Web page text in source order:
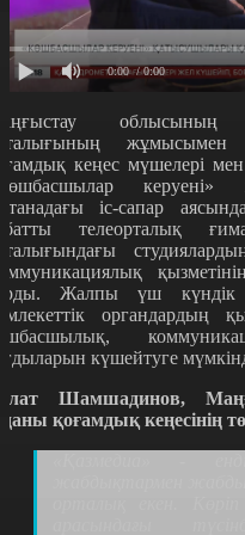
0:00 / 0:00
облысының
жұмысымен
кеңес мүшелері мен
керуені»
іс-сапар
телеорталық
Жалпы үш күндік
органдардың
күшейтуге
Шамшадинов,
қоғамдық кеңесінің